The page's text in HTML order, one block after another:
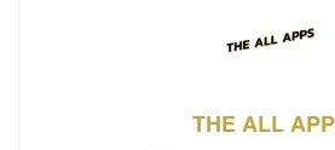
THE ALL